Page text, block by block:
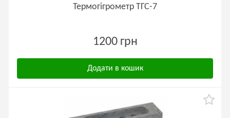
Термогігрометр ТГС-7
1200 грн
Додати в кошик